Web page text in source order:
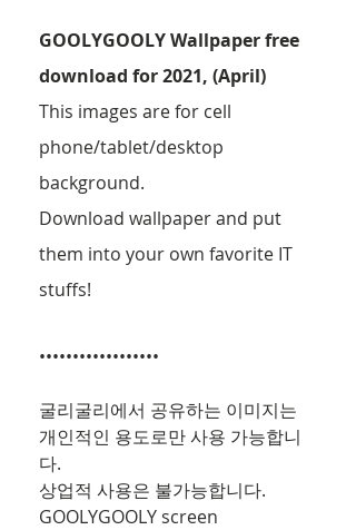
GOOLYGOOLY Wallpaper free
download for 2021, (April)
This images are for cell
phone/tablet/desktop
background.
Download wallpaper and put
them into your own favorite IT
stuffs!
••••••••••••••••••
굴리굴리에서 공유하는 이미지는
개인적인 용도로만 사용 가능합니
다.
상업적 사용은 불가능합니다.
GOOLYGOOLY screen